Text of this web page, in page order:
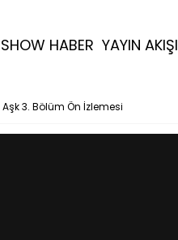
SHOW HABER YAYIN AKIŞI
3. Bölüm Ön İzlemesi